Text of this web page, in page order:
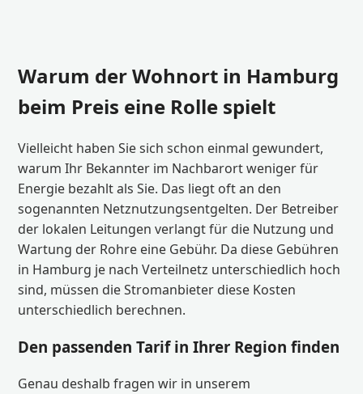
Warum der Wohnort in Hamburg
beim Preis eine Rolle spielt
Vielleicht haben Sie sich schon einmal gewundert,
warum Ihr Bekannter im Nachbarort weniger für
Energie bezahlt als Sie. Das liegt oft an den
sogenannten Netznutzungsentgelten. Der Betreiber
der lokalen Leitungen verlangt für die Nutzung und
Wartung der Rohre eine Gebühr. Da diese Gebühren
in Hamburg je nach Verteilnetz unterschiedlich hoch
sind, müssen die Stromanbieter diese Kosten
unterschiedlich berechnen.
Den passenden Tarif in Ihrer Region finden
Genau deshalb fragen wir in unserem